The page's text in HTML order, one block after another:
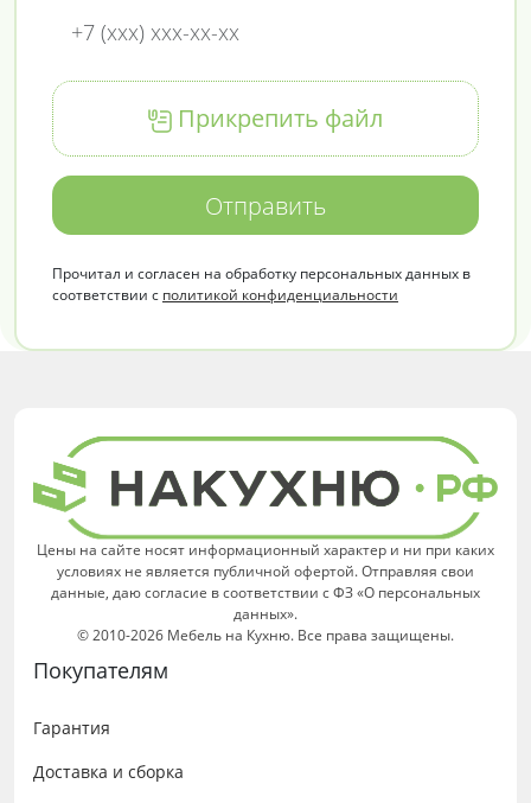
Прикрепить файл
Отправить
Прочитал и согласен на обработку персональных данных в
соответствии с политикой конфиденциальности
Цены на сайте носят информационный характер и ни при каких
условиях не является публичной офертой. Отправляя свои
данные, даю согласие в соответствии с ФЗ «О персональных
данных».
© 2010-2026 Мебель на Кухню. Все права защищены.
Покупателям
Гарантия
Доставка и сборка